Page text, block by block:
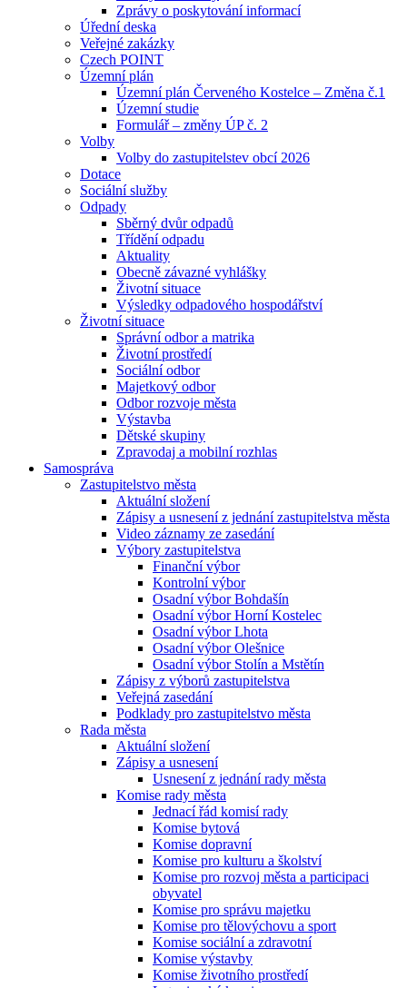
Zprávy o poskytování informací
Úřední deska
Veřejné zakázky
Czech POINT
Územní plán
Územní plán Červeného Kostelce – Změna č.1
Územní studie
Formulář – změny ÚP č. 2
Volby
Volby do zastupitelstev obcí 2026
Dotace
Sociální služby
Odpady
Sběrný dvůr odpadů
Třídění odpadu
Aktuality
Obecně závazné vyhlášky
Životní situace
Výsledky odpadového hospodářství
Životní situace
Správní odbor a matrika
Životní prostředí
Sociální odbor
Majetkový odbor
Odbor rozvoje města
Výstavba
Dětské skupiny
Zpravodaj a mobilní rozhlas
Samospráva
Zastupitelstvo města
Aktuální složení
Zápisy a usnesení z jednání zastupitelstva města
Video záznamy ze zasedání
Výbory zastupitelstva
Finanční výbor
Kontrolní výbor
Osadní výbor Bohdašín
Osadní výbor Horní Kostelec
Osadní výbor Lhota
Osadní výbor Olešnice
Osadní výbor Stolín a Mstětín
Zápisy z výborů zastupitelstva
Veřejná zasedání
Podklady pro zastupitelstvo města
Rada města
Aktuální složení
Zápisy a usnesení
Usnesení z jednání rady města
Komise rady města
Jednací řád komisí rady
Komise bytová
Komise dopravní
Komise pro kulturu a školství
Komise pro rozvoj města a participaci
obyvatel
Komise pro správu majetku
Komise pro tělovýchovu a sport
Komise sociální a zdravotní
Komise výstavby
Komise životního prostředí